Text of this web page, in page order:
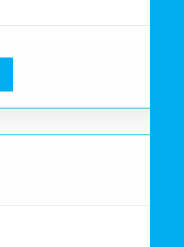
дозволяють
роботи. •
• LCD-дисплей
і вихідного
батарей, навантаження